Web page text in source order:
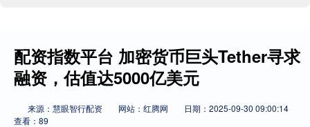
配资指数平台 加密货币巨头Tether寻求
融资，估值达5000亿美元
来源：慧眼智行配资 网站：红腾网
日期：2025-09-30 09:00:14
查看：89